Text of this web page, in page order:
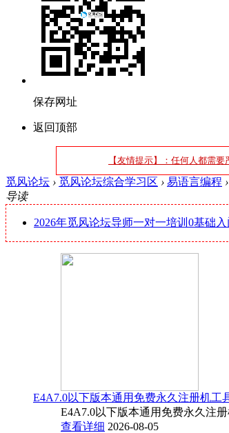
保存网址
返回顶部
【友情提示】：任何人都需
觅风论坛 › 觅风论坛综合学习区 › 易语言编程 ›
导读
2026年觅风论坛导师一对一培训0基础
E4A7.0以下版本通用免费永久注册机工
E4A7.0以下版本通用免费永久注
查看详细 2026-08-05